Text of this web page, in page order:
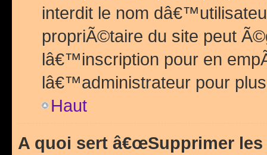
interdit le nom
propriÃ©taire du site peut
lâ€™inscription pour en
lâ€™administrateur pour
Haut
A quoi sert â€œSupprimer les